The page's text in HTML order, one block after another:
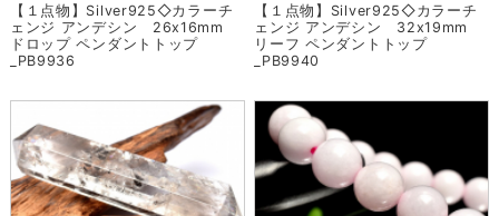
【１点物】Silver925◇カラーチ
ェンジ アンデシン 26x16mm
ドロップ ペンダントトップ
_PB9936
【１点物】Silver925◇カラーチ
ェンジ アンデシン 32x19mm
リーフ ペンダントトップ
_PB9940